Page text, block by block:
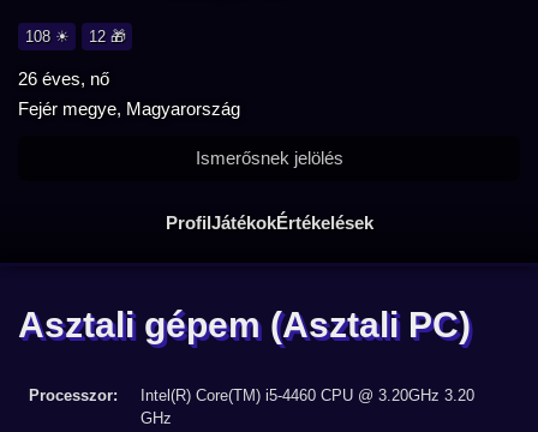
108 ☀ 12 🎁
26 éves, nő
Fejér megye, Magyarország
ProfilJátékokÉrtékelések
Ismerősnek jelölés
Asztali gépem (Asztali PC)
Processzor:
Intel(R) Core(TM) i5-4460 CPU @ 3.20GHz 3.20
GHz